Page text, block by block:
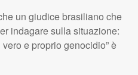
un giudice brasiliano che
indagare sulla situazione:
e proprio genocidio” è